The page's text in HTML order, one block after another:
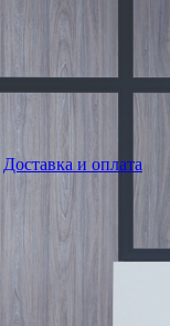
Доставка и оплата